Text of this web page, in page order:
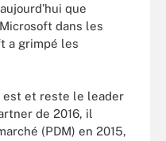
que
dans les
a grimpé les
est et reste le leader
de 2016, il
(PDM) en 2015,